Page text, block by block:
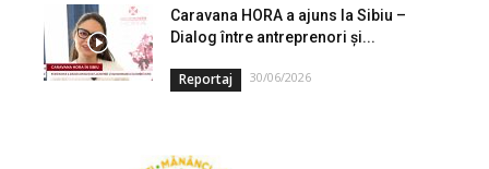
Caravana HORA a ajuns la Sibiu –
Dialog între antreprenori și...
Reportaj 30/06/2026